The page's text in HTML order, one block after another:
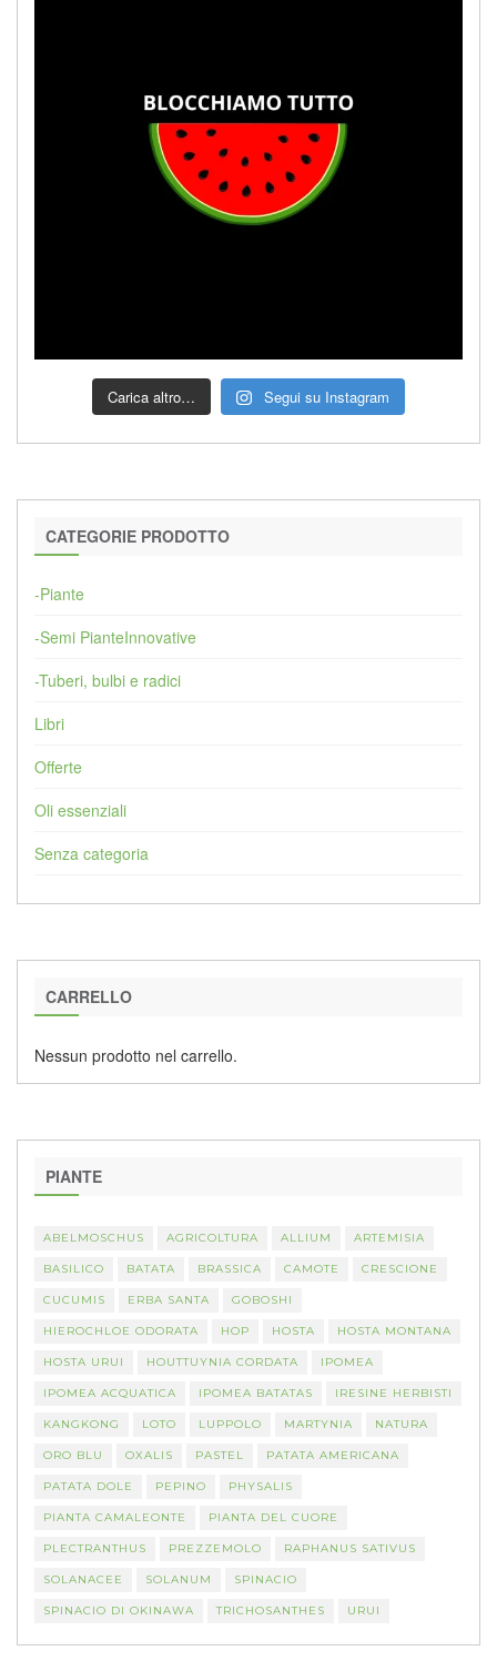
Carica altro… Segui su Instagram
CATEGORIE PRODOTTO
-Piante
-Semi PianteInnovative
-Tuberi, bulbi e radici
Libri
Offerte
Oli essenziali
Senza categoria
CARRELLO
Nessun prodotto nel carrello.
PIANTE
ABELMOSCHUS AGRICOLTURA ALLIUM ARTEMISIA
BASILICO BATATA BRASSICA CAMOTE CRESCIONE
CUCUMIS ERBA SANTA GOBOSHI
HIEROCHLOE ODORATA HOP HOSTA HOSTA MONTANA
HOSTA URUI HOUTTUYNIA CORDATA IPOMEA
IPOMEA ACQUATICA IPOMEA BATATAS IRESINE HERBISTI
KANGKONG LOTO LUPPOLO MARTYNIA NATURA
ORO BLU OXALIS PASTEL PATATA AMERICANA
PATATA DOLE PEPINO PHYSALIS
PIANTA CAMALEONTE PIANTA DEL CUORE
PLECTRANTHUS PREZZEMOLO RAPHANUS SATIVUS
SOLANACEE SOLANUM SPINACIO
SPINACIO DI OKINAWA TRICHOSANTHES URUI